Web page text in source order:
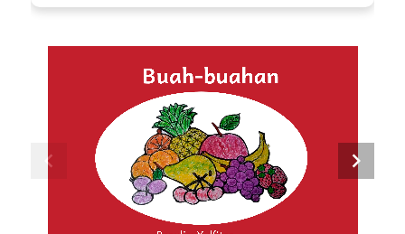
Buah buahan
chevron_right
chevron_left